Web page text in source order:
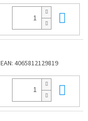
EAN: 4065812129819